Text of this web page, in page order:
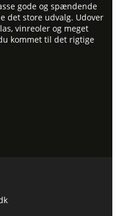
gode og spændende
det store udvalg. Udover
vinreoler og meget
kommet til det rigtige